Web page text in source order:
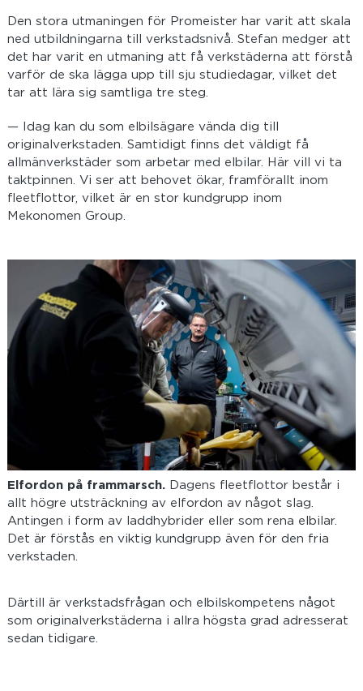
Den stora utmaningen för Promeister har varit att skala
ned utbildningarna till verkstadsnivå. Stefan medger att
det har varit en utmaning att få verkstäderna att förstå
varför de ska lägga upp till sju studiedagar, vilket det
tar att lära sig samtliga tre steg.
— Idag kan du som elbilsägare vända dig till
originalverkstaden. Samtidigt finns det väldigt få
allmänverkstäder som arbetar med elbilar. Här vill vi ta
taktpinnen. Vi ser att behovet ökar, framförallt inom
fleetflottor, vilket är en stor kundgrupp inom
Mekonomen Group.
Elfordon på frammarsch.Dagens fleetflottor består i
allt högre utsträckning av elfordon av något slag.
Antingen i form av laddhybrider eller som rena elbilar.
Det är förstås en viktig kundgrupp även för den fria
verkstaden.
Därtill är verkstadsfrågan och elbilskompetens något
som originalverkstäderna i allra högsta grad adresserat
sedan tidigare.